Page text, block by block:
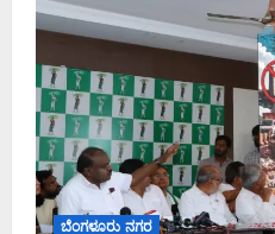
ಬೆಂಗಳೂರು ನಗರ